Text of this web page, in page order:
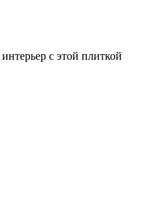
с этой плиткой